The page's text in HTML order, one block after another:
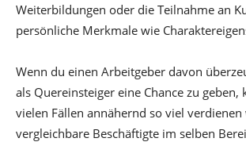
Weiterbildungen oder die Teilnahme an
persönliche Merkmale wie
Wenn du einen Arbeitgeber davon
als Quereinsteiger eine Chance zu geben,
vielen Fällen annähernd so viel verdienen
vergleichbare Beschäftigte im selben